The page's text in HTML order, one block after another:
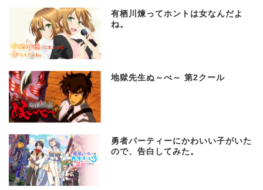
有栖川煉ってホントは女なんだよ
ね。
地獄先生ぬ～べ～ 第2クール
勇者パーティーにかわいい子がいた
ので、告白してみた。